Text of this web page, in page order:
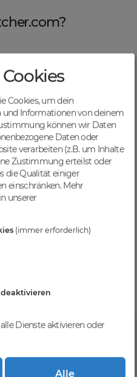
entwickelt, mit
Management
Je nach deinem Tier-
werden nach dem
Cookies, um dein
Informationen von deinem
können wir Daten
Daten oder
verarbeiten (z.B. um Inhalte
Zustimmung erteilst oder
die Qualität einiger
einschränken. Mehr
unserer
(immer erforderlich)
Dienste aktivieren oder
Alle